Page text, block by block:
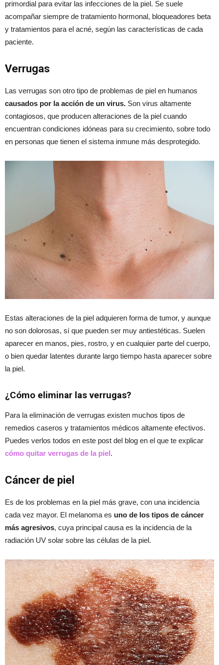
primordial para evitar las infecciones de la piel. Se suele
acompañar siempre de tratamiento hormonal, bloqueadores beta
y tratamientos para el acné, según las características de cada
paciente.
Verrugas
Las verrugas son otro tipo de problemas de piel en humanos
causados por la acción de un virus. Son virus altamente
contagiosos, que producen alteraciones de la piel cuando
encuentran condiciones idóneas para su crecimiento, sobre todo
en personas que tienen el sistema inmune más desprotegido.
Estas alteraciones de la piel adquieren forma de tumor, y aunque
no son dolorosas, sí que pueden ser muy antiestéticas. Suelen
aparecer en manos, pies, rostro, y en cualquier parte del cuerpo,
o bien quedar latentes durante largo tiempo hasta aparecer sobre
la piel.
¿Cómo eliminar las verrugas?
Para la eliminación de verrugas existen muchos tipos de
remedios caseros y tratamientos médicos altamente efectivos.
Puedes verlos todos en este post del blog en el que te explicar
cómo quitar verrugas de la piel.
Cáncer de piel
Es de los problemas en la piel más grave, con una incidencia
cada vez mayor. El melanoma es uno de los tipos de cáncer
más agresivos, cuya principal causa es la incidencia de la
radiación UV solar sobre las células de la piel.